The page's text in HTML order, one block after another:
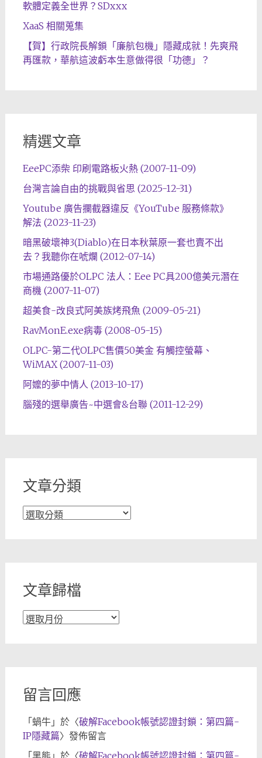
軟體定義全世界？SDxxx
XaaS 相關蒐集
【賀】行政院長解鎖「廉航包機」隱藏成就！先爽飛
再匯款，華航這波虧本生意做得很「功德」？
精選文章
EeePC添柴 印刷電路板火熱 (2007-11-09)
台灣言論自由的挑戰與省思 (2025-12-31)
Youtube 廣告攔截器違反《YouTube 服務條款》
解法 (2023-11-23)
暗黑破壞神3(Diablo)在日本秋葉原一套也賣不出
去？我聽你在唬爛 (2012-07-14)
市場通路優於OLPC 法人：Eee PC具200億美元潛在
商機 (2007-11-07)
超美食-改良式阿美族烤飛魚 (2009-05-21)
RavMonE.exe病毒 (2008-05-15)
OLPC-第二代OLPC售價50美金 有觸控螢幕、
WiMAX (2007-11-03)
阿嬤的夢中情人 (2013-10-17)
腦殘的選舉廣告~中選會&台聯 (2011-12-29)
文章分類
文
文章歸檔
文
留言回應
「蝸牛」於〈破解Facebook帳號認證封鎖：第四篇-
IP隱藏篇〉發佈留言
「黑熊 」於〈破解Facebook帳號認證封鎖：第四篇-